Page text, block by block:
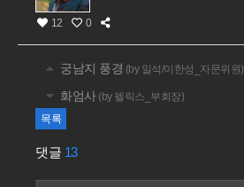
12 0
궁남지 풍경 (by 일석/이한성_자문위원)
화엄사(by 펠릭스_부회장)
목록
댓글 13